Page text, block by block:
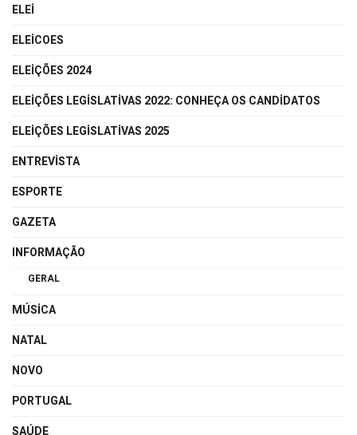
ELEI
ELEICOES
ELEIÇÕES 2024
ELEIÇÕES LEGISLATIVAS 2022: CONHEÇA OS CANDIDATOS
ELEIÇÕES LEGISLATIVAS 2025
ENTREVISTA
ESPORTE
GAZETA
INFORMAÇÃO
GERAL
MÚSICA
NATAL
NOVO
PORTUGAL
SAÚDE